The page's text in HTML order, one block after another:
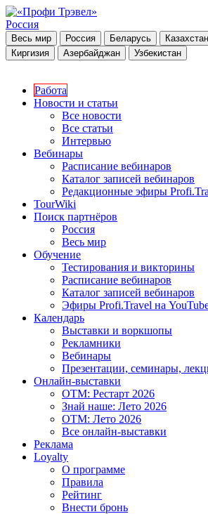
Россия
Весь мир Россия Беларусь Казахстан
Киргизия
Азербайджан Узбекистан
Работа
Новости и статьи
Все новости
Все статьи
Интервью
Вебинары
Расписание вебинаров
Каталог записей вебинаров
Редакционные эфиры
TourWiki
Поиск партнёров
Россия
Весь мир
Обучение
Тестирования и викторины
Расписание вебинаров
Каталог записей вебинаров
Эфиры Profi.Travel на
Календарь
Выставки и воркшопы
Рекламники
Вебинары
Презентации, семинары,
Онлайн-выставки
OTM: Рестарт 2026
Знай наше: Лето 2026
OTM: Лето 2026
Все онлайн-выставки
Реклама
Loyalty
О программе
Правила
Рейтинг
Внести бронь